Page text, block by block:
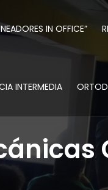
IN OFFICE”
INTERMEDIA